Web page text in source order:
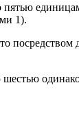
1).
посредством